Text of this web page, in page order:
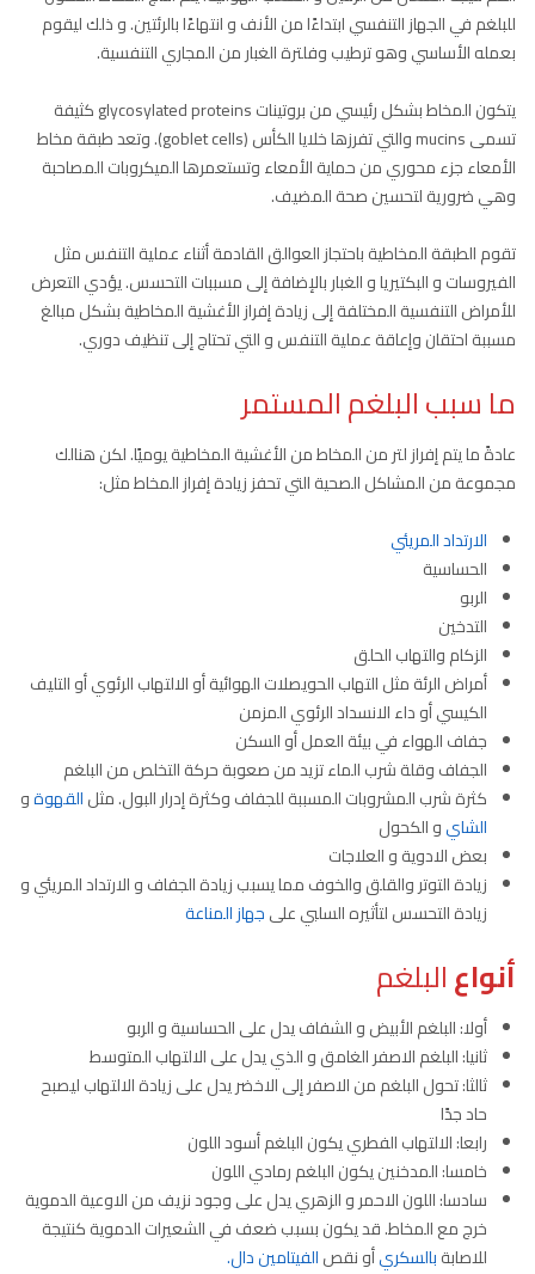
للبلغم في الجهاز التنفسي ابتداءًا من الأنف و انتهاءًا بالرئتين. و ذلك ليقوم
بعمله الأساسي وهو ترطيب وفلترة الغبار من المجاري التنفسية.
يتكون المخاط بشكل رئيسي من بروتينات glycosylated proteins كثيفة
تسمى mucins والتي تفرزها خلايا الكأس (goblet cells). وتعد طبقة مخاط
الأمعاء جزء محوري من حماية الأمعاء وتستعمرها الميكروبات المصاحبة
وهي ضرورية لتحسين صحة المضيف.
تقوم الطبقة المخاطية باحتجاز العوالق القادمة أثناء عملية التنفس مثل
الفيروسات و البكتيريا و الغبار بالإضافة إلى مسببات التحسس. يؤدي التعرض
للأمراض التنفسية المختلفة إلى زيادة إفراز الأغشية المخاطية بشكل مبالغ
مسببة احتقان وإعاقة عملية التنفس و التي تحتاج إلى تنظيف دوري.
ما سبب البلغم المستمر
عادةً ما يتم إفراز لتر من المخاط من الأغشية المخاطية يوميًا. لكن هنالك
مجموعة من المشاكل الصحية التي تحفز زيادة إفراز المخاط مثل:
الارتداد المريئي
الحساسية
الربو
التدخين
الزكام والتهاب الحلق
أمراض الرئة مثل التهاب الحويصلات الهوائية أو الالتهاب الرئوي أو التليف
الكيسي أو داء الانسداد الرئوي المزمن
جفاف الهواء في بيئة العمل أو السكن
الجفاف وقلة شرب الماء تزيد من صعوبة حركة التخلص من البلغم
كثرة شرب المشروبات المسببة للجفاف وكثرة إدرار البول. مثلالقهوةو
الشايو الكحول
بعض الادوية و العلاجات
زيادة التوتر والقلق والخوف مما يسبب زيادة الجفاف و الارتداد المريئي و
زيادة التحسس لتأثيره السلبي علىجهاز المناعة
أنواعالبلغم
أولا: البلغم الأبيض و الشفاف يدل على الحساسية و الربو
ثانيا: البلغم الاصفر الغامق و الذي يدل على الالتهاب المتوسط
ثالثا: تحول البلغم من الاصفر إلى الاخضر يدل على زيادة الالتهاب ليصبح
حاد جدًا
رابعا: الالتهاب الفطري يكون البلغم أسود اللون
خامسا: المدخنين يكون البلغم رمادي اللون
سادسا: اللون الاحمر و الزهري يدل على وجود نزيف من الاوعية الدموية
خرج مع المخاط. قد يكون بسبب ضعف في الشعيرات الدموية كنتيجة
للاصابةبالسكريأو نقصالفيتامين دال.